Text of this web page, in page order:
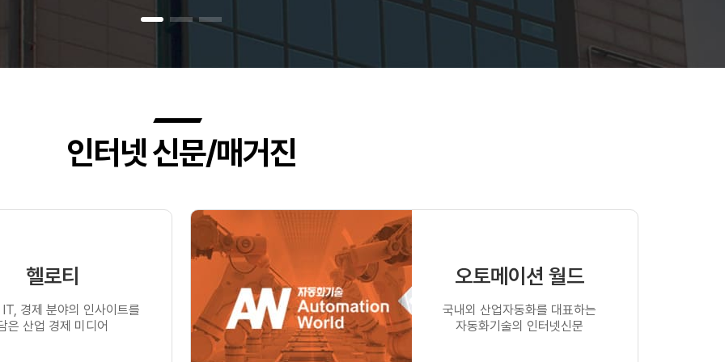
인터넷 신문/매거진
헬로티
경제 분야의 인사이트를
은 산업 경제 미디어
오토메이션 월드
국내외 산업자동화를 대표하는
자동화기술의 인터넷신문